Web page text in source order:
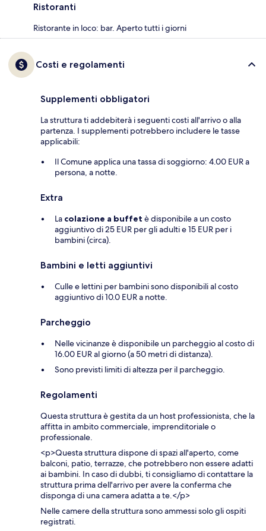
Ristoranti
Ristorante in loco: bar. Aperto tutti i giorni
Costi e regolamenti
Supplementi obbligatori
La struttura ti addebiterà i seguenti costi all'arrivo o alla
partenza. I supplementi potrebbero includere le tasse
applicabili:
Il Comune applica una tassa di soggiorno: 4.00 EUR a
persona, a notte.
Extra
La colazione a buffet è disponibile a un costo
aggiuntivo di 25 EUR per gli adulti e 15 EUR per i
bambini (circa).
Bambini e letti aggiuntivi
Culle e lettini per bambini sono disponibili al costo
aggiuntivo di 10.0 EUR a notte.
Parcheggio
Nelle vicinanze è disponibile un parcheggio al costo di
16.00 EUR al giorno (a 50 metri di distanza).
Sono previsti limiti di altezza per il parcheggio.
Regolamenti
Questa struttura è gestita da un host professionista, che la
affitta in ambito commerciale, imprenditoriale o
professionale.
<p>Questa struttura dispone di spazi all'aperto, come
balconi, patio, terrazze, che potrebbero non essere adatti
ai bambini. In caso di dubbi, ti consigliamo di contattare la
struttura prima dell'arrivo per avere la conferma che
disponga di una camera adatta a te.</p>
Nelle camere della struttura sono ammessi solo gli ospiti
registrati.